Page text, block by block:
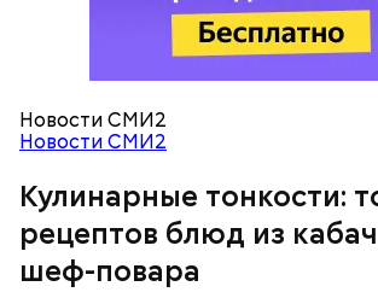
Новости СМИ2
Новости СМИ2
Кулинарные тонкости:
рецептов блюд из
шеф-повара
Зеленый перец — 1 шт.
Красный лук — 1 шт.
Баклажан — 1 шт.
Помидор — 2 шт.
Сыр адыгейский —200 гр.
Соль по вкусу.